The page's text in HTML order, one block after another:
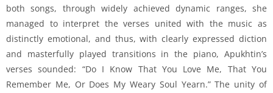
both songs, through widely achieved dynamic ranges, she
managed to interpret the verses united with the music as
distinctly emotional, and thus, with clearly expressed diction
and masterfully played transitions in the piano, Apukhtin’s
verses sounded: “Do I Know That You Love Me, That You
Remember Me, Or Does My Weary Soul Yearn.” The unity of